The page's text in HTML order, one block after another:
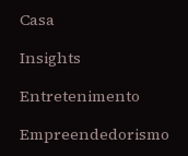
Casa
Insights
Entretenimento
Empreendedorismo